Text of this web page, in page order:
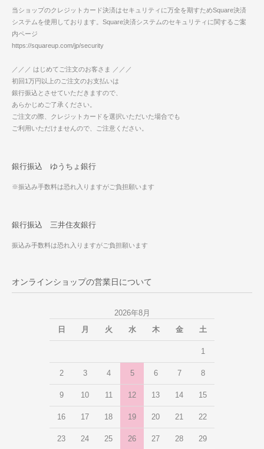
当ショップのクレジットカード決済はセキュリティに万全を期すためSquare決済
システムを使用しております。Square決済システムのセキュリティに関するご案
内ページ
https://squareup.com/jp/security
／／／ はじめてご注文のお客さま ／／／
初回1万円以上のご注文のお支払いは
銀行振込とさせていただきますので、
あらかじめご了承ください。
ご注文の際、クレジットカードを選択いただいた場合でも
ご利用いただけませんので、ご注意ください。
銀行振込 ゆうちょ銀行
※振込み手数料は恐れ入りますがご負担願います
銀行振込 三井住友銀行
振込み手数料は恐れ入りますがご負担願います
オンラインショップの営業日について
2026年8月
日
月 火 水 木 金 土
1
2 3 4 5 6 7 8
9 10 11 12 13 14 15
16 17 18 19 20 21 22
23 24 25 26 27 28 29